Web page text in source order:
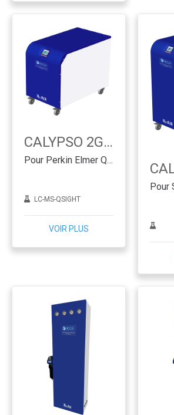
CALYPSO 2G.PE
Pour Perkin Elmer QSIGHT - Technologie des membranes
LC-MS-QSIGHT
VOIR PLUS